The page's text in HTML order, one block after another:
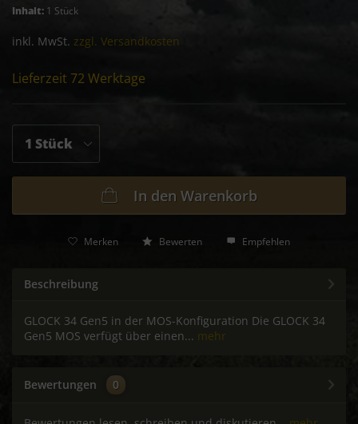
Inhalt: 1 Stück
inkl. MwSt. zzgl. Versandkosten
Lieferzeit 72 Werktage
In den Warenkorb
Merken Bewerten Empfehlen
Beschreibung
GLOCK 34 Gen5 in der MOS-Konfiguration Die GLOCK 34
Gen5 MOS verfügt über einen... mehr
Bewertungen 0